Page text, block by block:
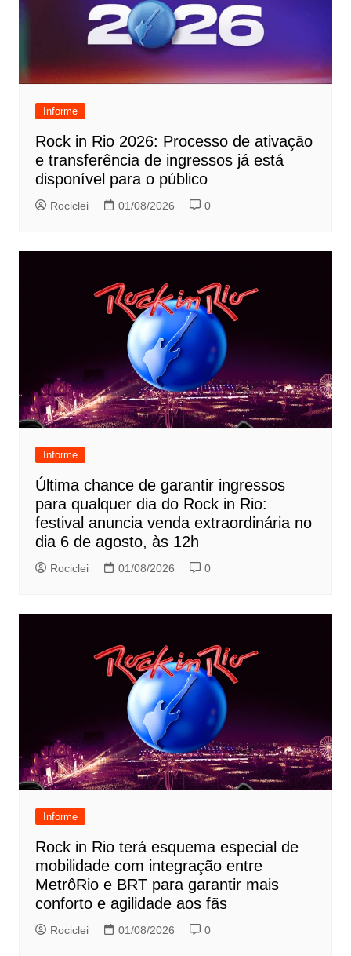
Informe
Rock in Rio 2026: Processo de ativação
e transferência de ingressos já está
disponível para o público
Rociclei 01/08/2026 0
Informe
Última chance de garantir ingressos
para qualquer dia do Rock in Rio:
festival anuncia venda extraordinária no
dia 6 de agosto, às 12h
Rociclei 01/08/2026 0
Informe
Rock in Rio terá esquema especial de
mobilidade com integração entre
MetrôRio e BRT para garantir mais
conforto e agilidade aos fãs
Rociclei 01/08/2026 0